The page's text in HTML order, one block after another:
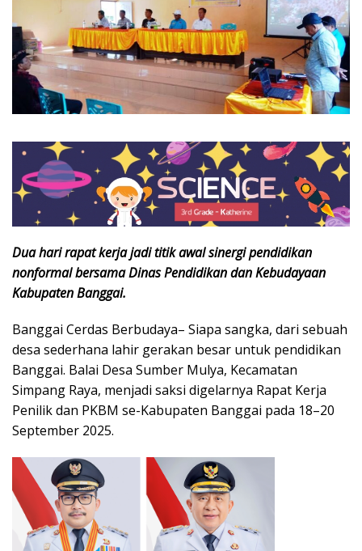
Dua hari rapat kerja jadi titik awal sinergi pendidikan
nonformal bersama Dinas Pendidikan dan Kebudayaan
Kabupaten Banggai.
Banggai Cerdas Berbudaya– Siapa sangka, dari sebuah
desa sederhana lahir gerakan besar untuk pendidikan
Banggai. Balai Desa Sumber Mulya, Kecamatan
Simpang Raya, menjadi saksi digelarnya Rapat Kerja
Penilik dan PKBM se-Kabupaten Banggai pada 18–20
September 2025.